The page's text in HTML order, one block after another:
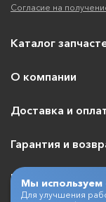
Согласие на
Каталог
О компании
Доставка и
Гарантия и
Контакты
Мы
Для улучшения